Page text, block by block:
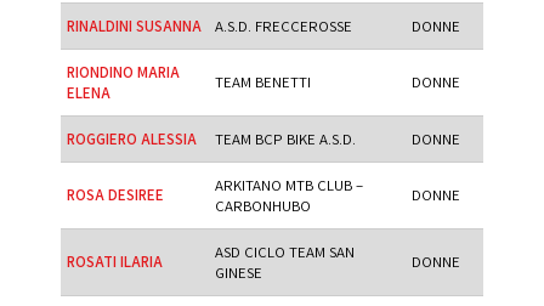
RINALDINI SUSANNA A.S.D. FRECCEROSSE DONNE
RIONDINO MARIA
ELENA
TEAM BENETTI DONNE
ROGGIERO ALESSIA TEAM BCP BIKE A.S.D. DONNE
ROSA DESIREE
ARKITANO MTB CLUB –
CARBONHUBO
DONNE
ROSATI ILARIA
ASD CICLO TEAM SAN
GINESE
DONNE